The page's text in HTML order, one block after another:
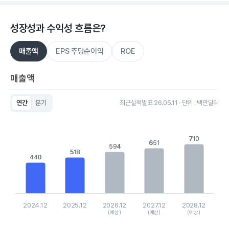
성장성과 수익성 흐름은?
매출액 EPS 주당순이익 ROE
매출액
연간 분기 최근실적발표 26.05.11 · 단위 : 백만달러
The chart has 1 X axis displaying categories.
The chart has 1 Y axis displaying values. Data ranges from
440
440
518
518
594
594 651
651
710
710
2024.12 2025.12 2026.12
(예상)
2027.12
(예상)
2028.12
(예상)